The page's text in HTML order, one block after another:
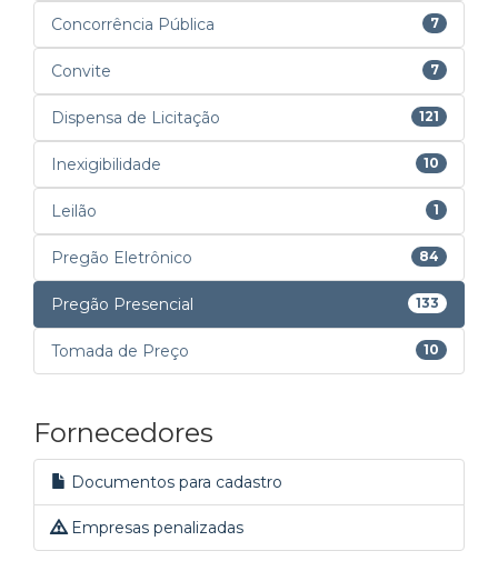
Concorrência Pública 7
Convite 7
Dispensa de Licitação 121
Inexigibilidade 10
Leilão 1
Pregão Eletrônico 84
Pregão Presencial 133
Tomada de Preço 10
Fornecedores
Documentos para cadastro
Empresas penalizadas